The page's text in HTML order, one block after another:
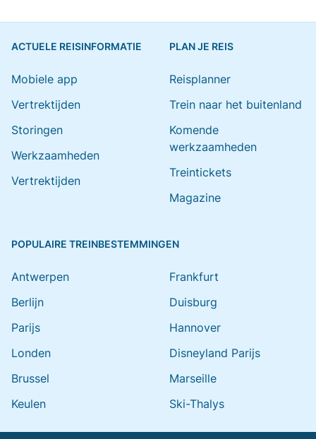
ACTUELE REISINFORMATIE
Mobiele app
Vertrektijden
Storingen
Werkzaamheden
Vertrektijden
PLAN JE REIS
Reisplanner
Trein naar het buitenland
Komende
werkzaamheden
Treintickets
Magazine
POPULAIRE TREINBESTEMMINGEN
Antwerpen
Berlijn
Parijs
Londen
Brussel
Keulen
Frankfurt
Duisburg
Hannover
Disneyland Parijs
Marseille
Ski-Thalys